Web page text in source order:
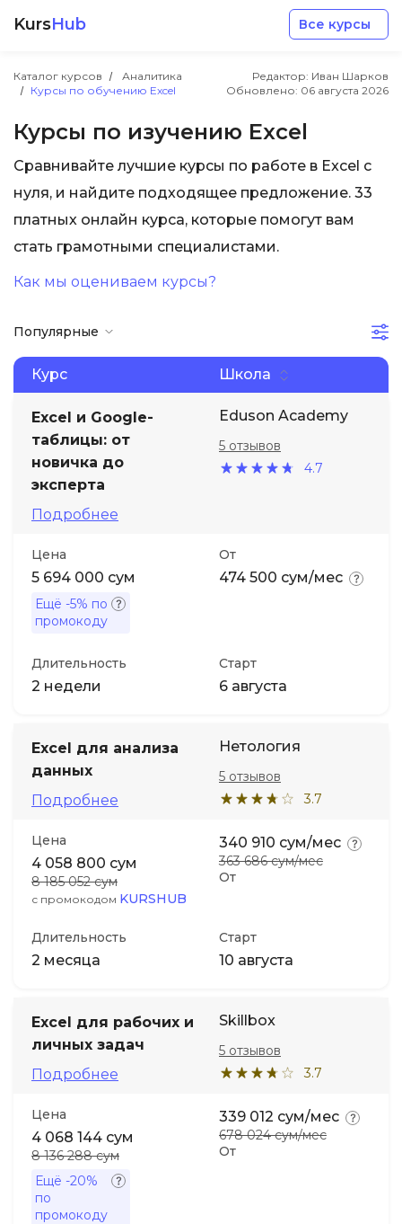
KursHub Все курсы
Каталог курсов
Аналитика
Курсы по обучению Excel
Редактор: Иван Шарков
Обновлено: 06 августа 2026
Курсы по изучению Excel
Сравнивайте лучшие курсы по работе в Excel с
нуля, и найдите подходящее предложение. 33
платных онлайн курса, которые помогут вам
стать грамотными специалистами.
Как мы оцениваем курсы?
Популярные
Курс Школа
Excel и Google-
таблицы: от
новичка до
эксперта
Подробнее
Eduson Academy
4.7
5 отзывов
Цена
5 694 000 сум
Ещё -5% по
промокоду
От
474 500 сум/мес
Длительность
2 недели
Старт
6 августа
Excel для анализа
данных
Подробнее
Нетология
3.7
5 отзывов
Цена
4 058 800 сум
8 185 052 сум
с промокодом KURSHUB
От
340 910 сум/мес
363 686 сум/мес
Длительность
2 месяца
Старт
10 августа
Excel для рабочих и
личных задач
Подробнее
Skillbox
3.7
5 отзывов
Цена
4 068 144 сум
8 136 288 сум
Ещё -20%
по
промокоду
От
339 012 сум/мес
678 024 сум/мес
Разработка
Маркетинг
Дизайн
Аналитика
Менеджмент
Иностранные языки
Soft Skills
Детям